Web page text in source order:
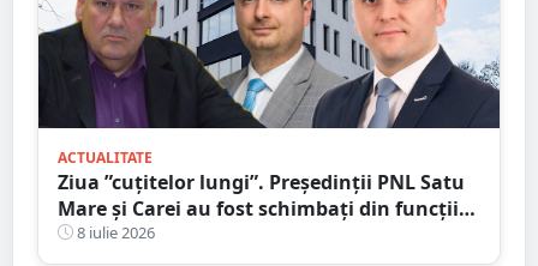
ACTUALITATE
Ziua ”cuțitelor lungi”. Președinții PNL Satu
Mare și Carei au fost schimbați din funcții
pentru ”abateri, trădări și dezinteres”
8 iulie 2026